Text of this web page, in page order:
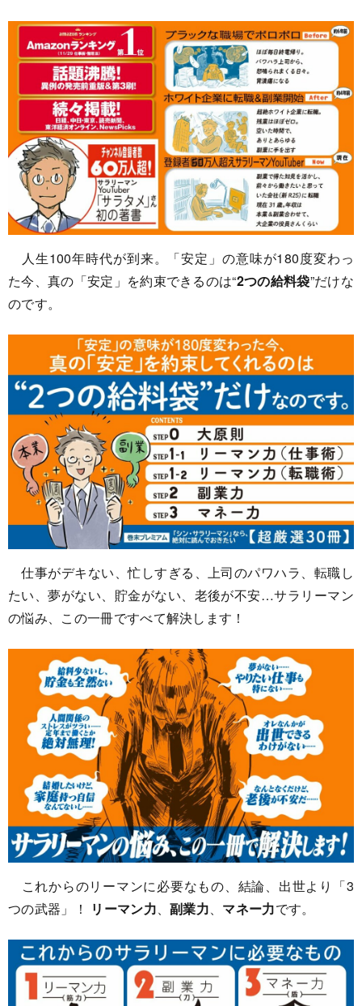
人生100年時代が到来。「安定」の意味が180度変わっ
た今、真の「安定」を約束できるのは“2つの給料袋”だけな
のです。
仕事がデキない、忙しすぎる、上司のパワハラ、転職し
たい、夢がない、貯金がない、老後が不安…サラリーマン
の悩み、この一冊ですべて解決します！
これからのリーマンに必要なもの、結論、出世より「3
つの武器」！
リーマン力、副業力、 マネー力です。